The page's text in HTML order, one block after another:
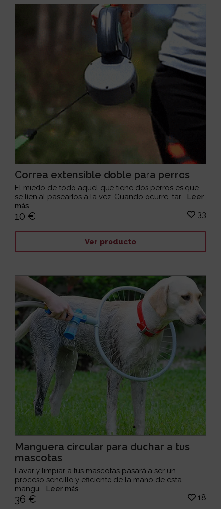
Correa extensible doble para perros
El miedo de todo aquel que tiene dos perros es que
se líen al pasearlos a la vez. Cuando ocurre, tar... Leer
más
10 € 33
Ver producto
Manguera circular para duchar a tus
mascotas
Lavar y limpiar a tus mascotas pasará a ser un
proceso sencillo y eficiente de la mano de esta
mangu... Leer más
36 € 18